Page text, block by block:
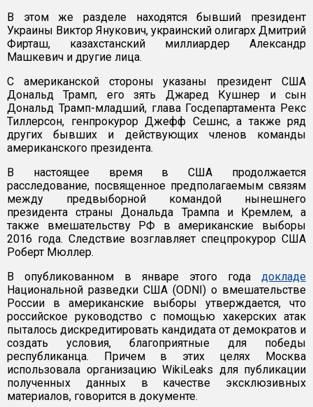
В этом же разделе находятся бывший президент
Украины Виктор Янукович, украинский олигарх Дмитрий
Фирташ, казахстанский миллиардер Александр
Машкевич и другие лица.
С американской стороны указаны президент США
Дональд Трамп, его зять Джаред Кушнер и сын
Дональд Трамп-младший, глава Госдепартамента Рекс
Тиллерсон, генпрокурор Джефф Сешнс, а также ряд
других бывших и действующих членов команды
американского президента.
В настоящее время в США продолжается
расследование, посвященное предполагаемым связям
между предвыборной командой нынешнего
президента страны Дональда Трампа и Кремлем, а
также вмешательству РФ в американские выборы
2016 года. Следствие возглавляет спецпрокурор США
Роберт Мюллер.
В опубликованном в январе этого года докладе
Национальной разведки США (ODNI) о вмешательстве
России в американские выборы утверждается, что
российское руководство с помощью хакерских атак
пыталось дискредитировать кандидата от демократов и
создать условия, благоприятные для победы
республиканца. Причем в этих целях Москва
использовала организацию WikiLeaks для публикации
полученных данных в качестве эксклюзивных
материалов, говорится в документе.